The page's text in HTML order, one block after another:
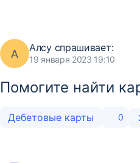
А Алсуспрашивает:
19 января 2023 19:10
Помогите найти
Дебетовые карты 0